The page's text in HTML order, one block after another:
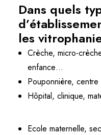
Dans quels
les
Crèche, micro-
enfance…
Pouponnière,
Hôpital, clinique,
Ecole maternelle,